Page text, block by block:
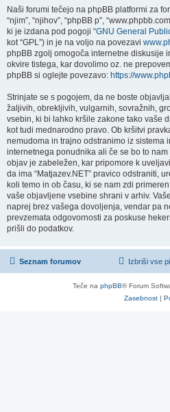
Naši forumi tečejo na phpBB platformi za
“njim”, “njihov”, “phpBB p”,
ki je izdana pod pogoji “GNU General
kot “GPL”) in je na voljo na povezavi
phpBB zgolj omogoča internetne diskusije
okvire tistega, kar dovolimo oz. ne
phpBB si oglejte povezavo: https://
Strinjate se s pogojem, da ne boste
žaljivih, obrekljivih, vulgarnih, sovražnih,
vsebin, ki bi lahko kršile zakone tako vaše
kot tudi mednarodno pravo. Ob kršitvi
nemudoma in trajno odstranimo iz sistema
internetnega ponudnika ali če se bo to
objav je zabeležen, kar pripomore k
da ima “Matjazev.NET” pravico odstraniti,
koli temo in ob času, ki se nam zdi
vaše objavljene vsebine shrani v arhiv.
naprej brez vašega dovoljenja, vendar pa
prevzemata odgovornosti za poskuse
prišli do podatkov.
Seznam forumov Izbriši vse
Teče na phpBB® Forum
Zasebnost|